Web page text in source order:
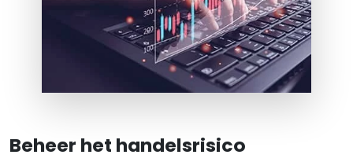
Beheer het handelsrisico